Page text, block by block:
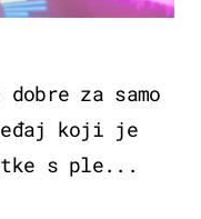
dobre za samo
koji je
s ple...